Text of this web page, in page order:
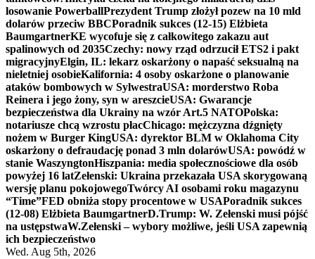
losowanie PowerballPrezydent Trump złożył pozew na 10 mld
dolarów przeciw BBCPoradnik sukces (12-15) Elżbieta
BaumgartnerKE wycofuje się z całkowitego zakazu aut
spalinowych od 2035Czechy: nowy rząd odrzucił ETS2 i pakt
migracyjnyElgin, IL: lekarz oskarżony o napaść seksualną na
nieletniej osobieKalifornia: 4 osoby oskarżone o planowanie
ataków bombowych w SylwestraUSA: morderstwo Roba
Reinera i jego żony, syn w areszcieUSA: Gwarancje
bezpieczeństwa dla Ukrainy na wzór Art.5 NATOPolska:
notariusze chcą wzrostu płacChicago: mężczyzna dźgnięty
nożem w Burger KingUSA: dyrektor BLM w Oklahoma City
oskarżony o defraudację ponad 3 mln dolarówUSA: powódź w
stanie WaszyngtonHiszpania: media społecznościowe dla osób
powyżej 16 latZełenski: Ukraina przekazała USA skorygowaną
wersję planu pokojowegoTwórcy AI osobami roku magazynu
“Time”FED obniża stopy procentowe w USAPoradnik sukces
(12-08) Elżbieta BaumgartnerD.Trump: W. Zełenski musi pójść
na ustępstwaW.Zełenski – wybory możliwe, jeśli USA zapewnią
ich bezpieczeństwo
Wed. Aug 5th, 2026